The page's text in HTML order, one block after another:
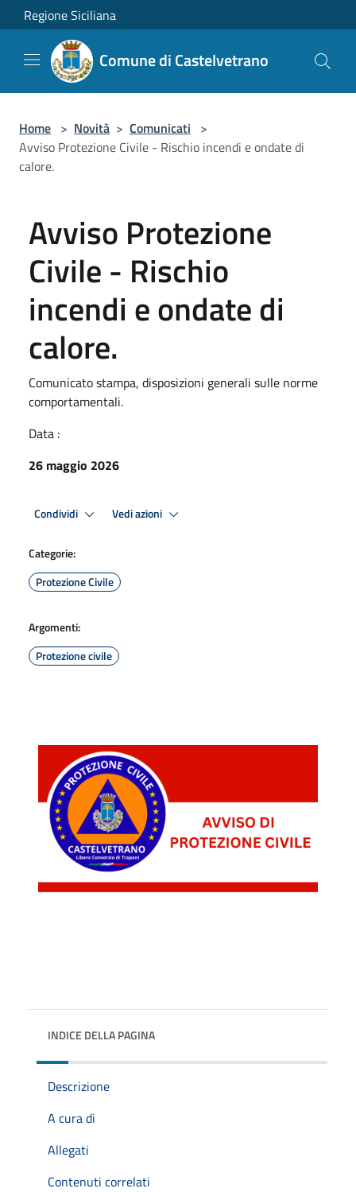
Salta al contenuto principale
Regione Siciliana
Comune di Castelvetrano
Home > Novità > Comunicati >
Avviso Protezione Civile - Rischio incendi e ondate di
calore.
Avviso Protezione
Civile - Rischio
incendi e ondate di
calore.
Comunicato stampa, disposizioni generali sulle norme
comportamentali.
Data :
26 maggio 2026
Condividi Vedi azioni
Categorie:
Protezione Civile
Argomenti:
Protezione civile
INDICE DELLA PAGINA
Descrizione
A cura di
Allegati
Contenuti correlati